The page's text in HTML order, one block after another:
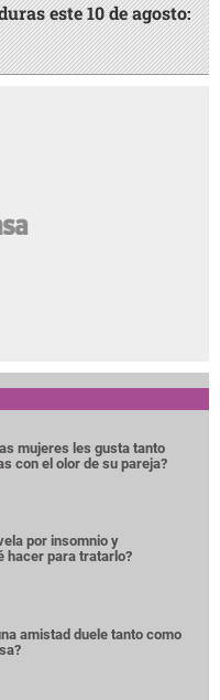
este 10 de agosto:
mujeres les gusta tanto
con el olor de su pareja?
por insomnio y
hacer para tratarlo?
amistad duele tanto como